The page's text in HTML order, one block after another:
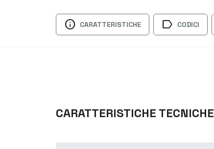
info CARATTERISTICHE label CODICI
CARATTERISTICHE TECNICHE